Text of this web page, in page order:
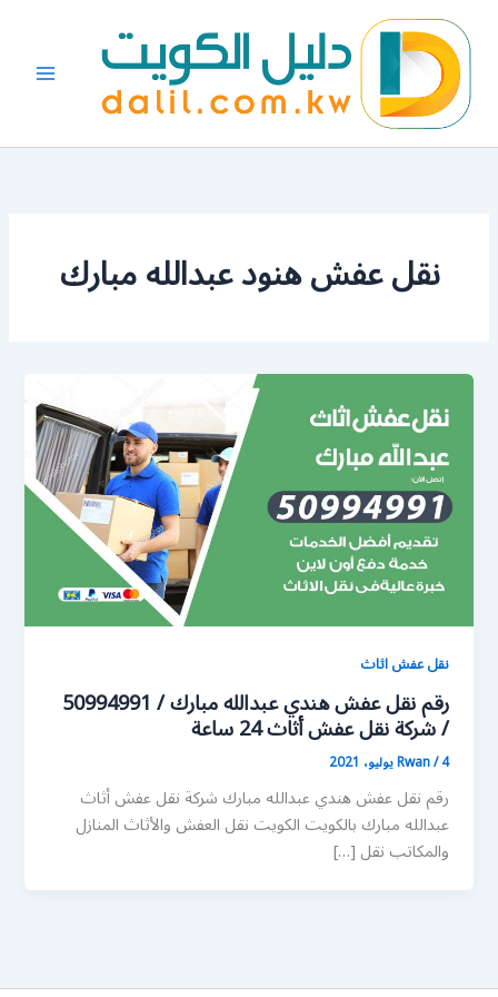
المحتوى
نقل عفش هنود عبدالله مبارك
نقل عفش اثاث
رقم نقل عفش هندي عبدالله مبارك / 50994991
/ شركة نقل عفش أثاث 24 ساعة
Rwan/4 يوليو، 2021
رقم نقل عفش هندي عبدالله مبارك شركة نقل عفش أثاث
عبدالله مبارك بالكويت الكويت نقل العفش والأثاث المنازل
والمكاتب نقل […]